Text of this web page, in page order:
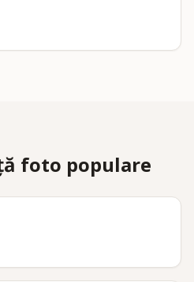
foto populare